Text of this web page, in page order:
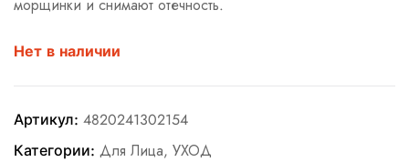
морщинки и снимают отечность.
Нет в наличии
Артикул: 4820241302154
Категории: Для Лица, УХОД